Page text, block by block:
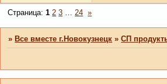
Страница:1 2 3 24 »
»Все вместе г.Новокузнецк »СП